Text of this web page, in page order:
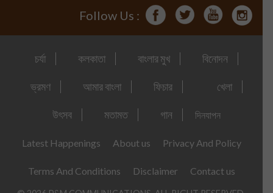
Follow Us :
চর্যা কলকাতা বাংলার মুখ বিনোদন
ভ্রমণ আমার বাংলা ফিচার খেলা
উৎসব মতামত গান দিনযাপন
Latest Happenings About us Privacy And Policy
Terms And Conditions Disclaimer Contact us